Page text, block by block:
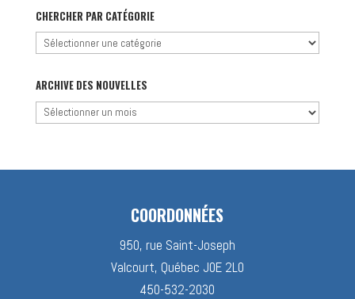
CHERCHER PAR CATÉGORIE
Chercher
catégorie
ARCHIVE DES NOUVELLES
Archive
COORDONNÉES
950, rue Saint-Joseph
Valcourt, Québec J0E 2L0
450-532-2030